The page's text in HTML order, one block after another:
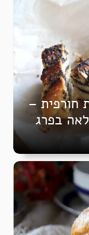
חורפית –
בפרג